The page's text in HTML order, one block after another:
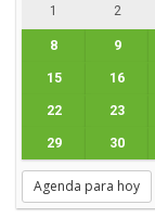
1 2
8 9
15 16
22 23
29 30
Agenda para hoy